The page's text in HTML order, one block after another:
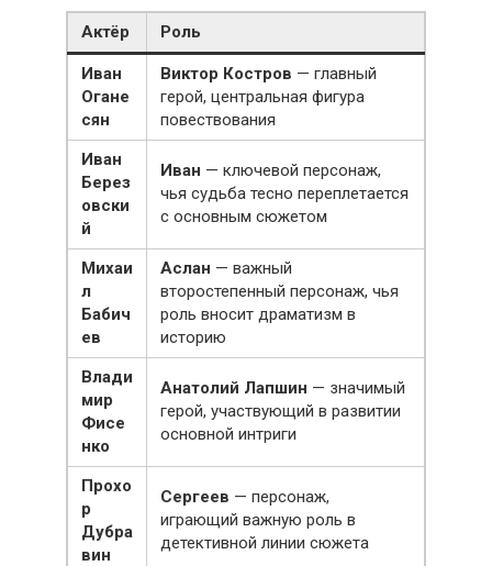
Актёр Роль
Иван
Огане
сян
Виктор Костров — главный
герой, центральная фигура
повествования
Иван
Берез
овски
й
Иван — ключевой персонаж,
чья судьба тесно переплетается
с основным сюжетом
Михаи
л
Бабич
ев
Аслан — важный
второстепенный персонаж, чья
роль вносит драматизм в
историю
Влади
мир
Фисе
нко
Анатолий Лапшин — значимый
герой, участвующий в развитии
основной интриги
Прохо
р
Дубра
вин
Сергеев — персонаж,
играющий важную роль в
детективной линии сюжета